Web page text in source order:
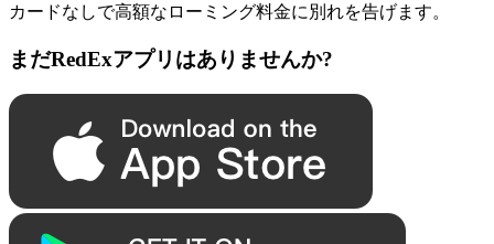
カードなしで高額なローミング料金に別れを告げます。
まだRedExアプリはありませんか?